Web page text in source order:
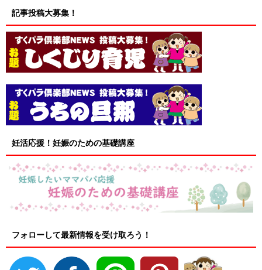
記事投稿大募集！
妊活応援！妊娠のための基礎講座
フォローして最新情報を受け取ろう！